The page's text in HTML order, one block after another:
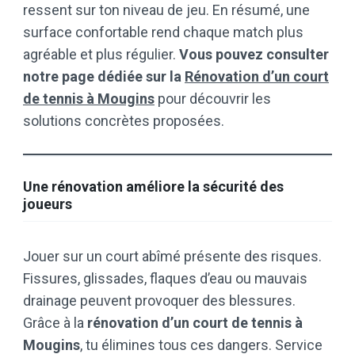
ressent sur ton niveau de jeu. En résumé, une
surface confortable rend chaque match plus
agréable et plus régulier. Vous pouvez consulter
notre page dédiée sur la Rénovation d’un court
de tennis à Mougins pour découvrir les
solutions concrètes proposées.
Une rénovation améliore la sécurité des
joueurs
Jouer sur un court abîmé présente des risques.
Fissures, glissades, flaques d’eau ou mauvais
drainage peuvent provoquer des blessures.
Grâce à la rénovation d’un court de tennis à
Mougins, tu élimines tous ces dangers. Service